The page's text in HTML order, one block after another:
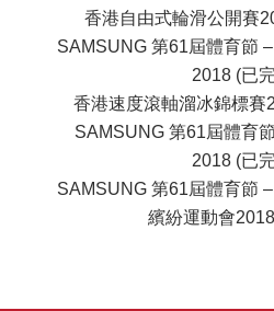
香港自由式輪滑公開賽
SAMSUNG 第61屆體育節
2018 (已
香港速度滾軸溜冰錦標賽
SAMSUNG 第61屆體育
2018 (已
SAMSUNG 第61屆體育節
繽紛運動會